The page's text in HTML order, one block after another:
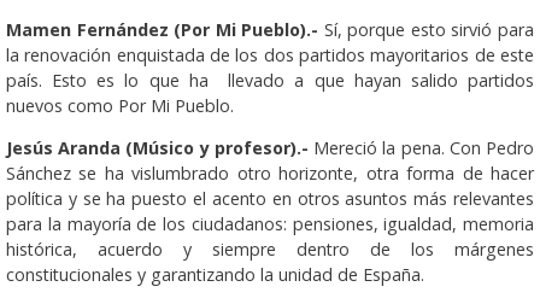
Mamen Fernández (Por Mi Pueblo).- Sí, porque esto sirvió para
la renovación enquistada de los dos partidos mayoritarios de este
país. Esto es lo que ha llevado a que hayan salido partidos
nuevos como Por Mi Pueblo.
Jesús Aranda (Músico y profesor).- Mereció la pena. Con Pedro
Sánchez se ha vislumbrado otro horizonte, otra forma de hacer
política y se ha puesto el acento en otros asuntos más relevantes
para la mayoría de los ciudadanos: pensiones, igualdad, memoria
histórica, acuerdo y siempre dentro de los márgenes
constitucionales y garantizando la unidad de España.